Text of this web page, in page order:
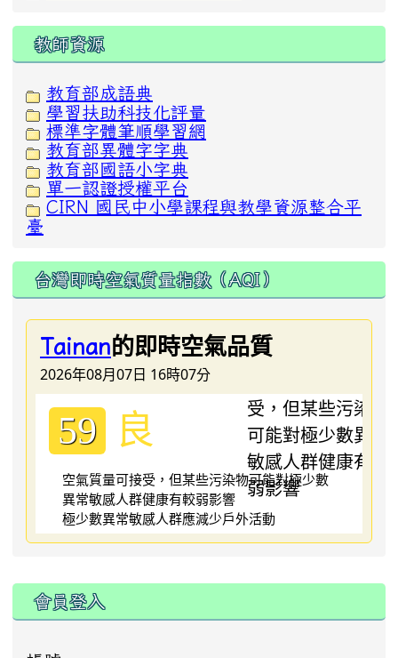
教師資源
教育部成語典
學習扶助科技化評量
標準字體筆順學習網
教育部異體字字典
教育部國語小字典
單一認證授權平台
CIRN 國民中小學課程與教學資源整合平
臺
台灣即時空氣質量指數（AQI）
Tainan的即時空氣品質
2026年08月07日 16時07分
59 良
空氣質量可接受，但某些污染物可能對極少數
異常敏感人群健康有較弱影響
極少數異常敏感人群應減少戶外活動
:::
會員登入